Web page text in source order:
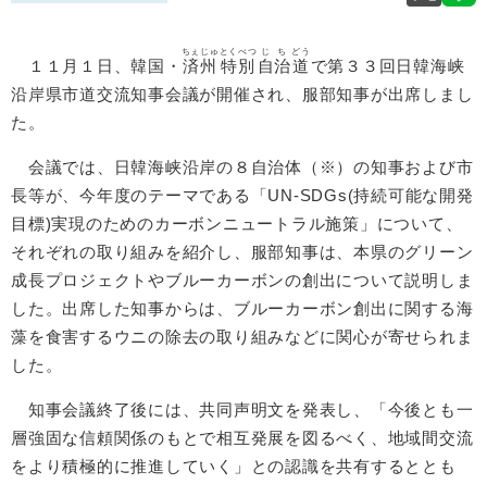
１１月１日、韓国・ 済州
ちぇじゅ
特別
とくべつ
自治
じち
道
どう
で第３３回日韓海峡
沿岸県市道交流知事会議が開催され、服部知事が出席しまし
た。
会議では、日韓海峡沿岸の８自治体（※）の知事および市
長等が、今年度のテーマである「UN-SDGs(持続可能な開発
目標)実現のためのカーボンニュートラル施策」について、
それぞれの取り組みを紹介し、服部知事は、本県のグリーン
成長プロジェクトやブルーカーボンの創出について説明しま
した。出席した知事からは、ブルーカーボン創出に関する海
藻を食害するウニの除去の取り組みなどに関心が寄せられま
した。
知事会議終了後には、共同声明文を発表し、「今後とも一
層強固な信頼関係のもとで相互発展を図るべく、地域間交流
をより積極的に推進していく」との認識を共有するととも